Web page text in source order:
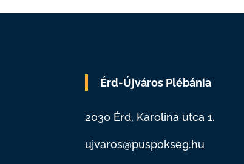
Érd-Újváros Plébánia
2030 Érd, Karolina utca 1.
ujvaros@puspokseg.hu